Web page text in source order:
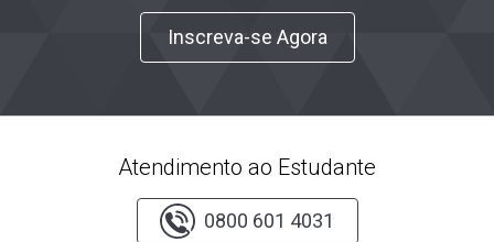
Inscreva-se Agora
Atendimento ao Estudante
0800 601 4031